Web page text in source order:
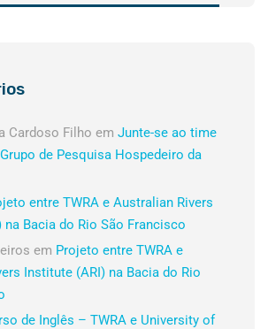
Cardoso Filho em Junte-se ao time
de Pesquisa Hospedeiro da
entre TWRA e Australian Rivers
na Bacia do Rio São Francisco
em Projeto entre TWRA e
Institute (ARI) na Bacia do Rio
de Inglês – TWRA e University of